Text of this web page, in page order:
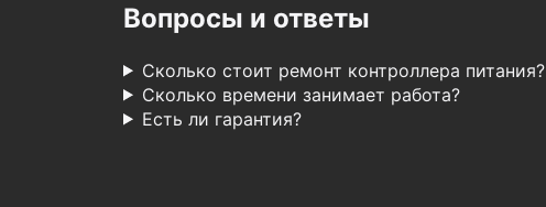
Вопросы и ответы
Сколько стоит ремонт контроллера питания?
Сколько времени занимает работа?
Есть ли гарантия?